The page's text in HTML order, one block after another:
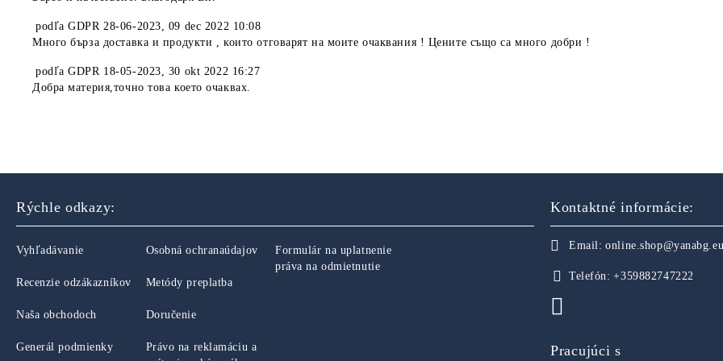
podľaGDPR 28-06-2023, 09 dec 2022 10:08
Много бърза доставка и продукти , които отговарят на моите очаквания ! Цените също са много добри !
podľaGDPR 18-05-2023, 30 okt 2022 16:27
Добра материя,точно това което очаквах.
Rýchle odkazy:
Vyhľadávanie
Recenzie odzákazníkov
Naša obchodoch
Generál podmienky
Osobná ochranaúdajov
Metódy preplatba
Doručenie
Právo na reklamáciu a
Formulár na uplatnenie
práva na odmietnutie
Kontaktné informácie:
Email:
Telefón: +359882747222
Pracujúci s